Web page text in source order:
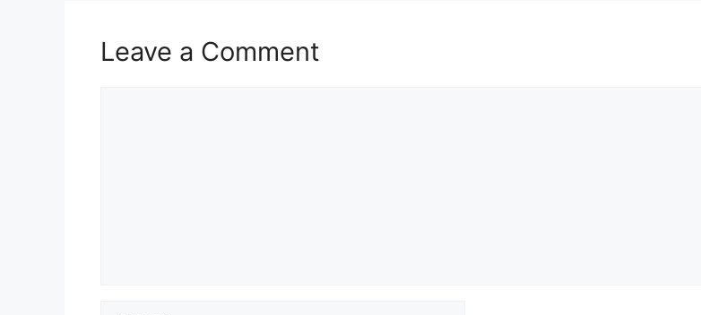
Leave a Comment